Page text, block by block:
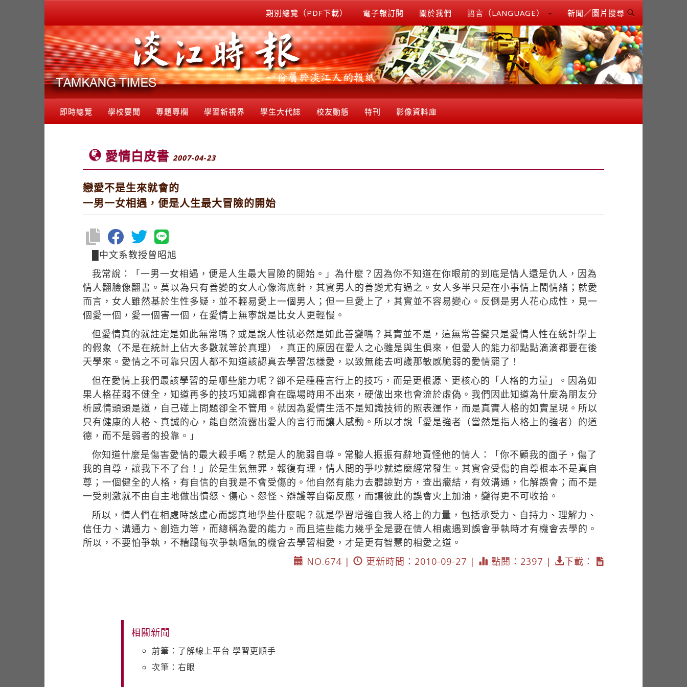
期別總覽（PDF下載） 電子報訂閱 關於我們 語言（LANGUAGE） 新聞／圖片搜尋
即時總覽 學校要聞 專題專欄 學習新視界 學生大代誌 校友動態 特刊 影像資料庫
愛情白皮書 2007-04-23
戀愛不是生來就會的
一男一女相遇，便是人生最大冒險的開始
█中文系教授曾昭旭
我常說：「一男一女相遇，便是人生最大冒險的開始。」為什麼？因為你不知道在你眼前的到底是情人還是仇人，因為
情人翻臉像翻書。莫以為只有善變的女人心像海底針，其實男人的善變尤有過之。女人多半只是在小事情上鬧情緒；就愛
而言，女人雖然基於生性多疑，並不輕易愛上一個男人；但一旦愛上了，其實並不容易變心。反倒是男人花心成性，見一
個愛一個，愛一個害一個，在愛情上無寧說是比女人更輕慢。
但愛情真的就註定是如此無常嗎？或是說人性就必然是如此善變嗎？其實並不是，這無常善變只是愛情人性在統計學上
的假象（不是在統計上佔大多數就等於真理），真正的原因在愛人之心雖是與生俱來，但愛人的能力卻點點滴滴都要在後
天學來。愛情之不可靠只因人都不知道該認真去學習怎樣愛，以致無能去呵護那敏感脆弱的愛情罷了！
但在愛情上我們最該學習的是哪些能力呢？卻不是種種言行上的技巧，而是更根源、更核心的「人格的力量」。因為如
果人格荏弱不健全，知道再多的技巧知識都會在臨場時用不出來，硬做出來也會流於虛偽。我們因此知道為什麼為朋友分
析感情頭頭是道，自己碰上問題卻全不管用。就因為愛情生活不是知識技術的照表運作，而是真實人格的如實呈現。所以
只有健康的人格、真誠的心，能自然流露出愛人的言行而讓人感動。所以才說「愛是強者（當然是指人格上的強者）的道
德，而不是弱者的投靠。」
你知道什麼是傷害愛情的最大殺手嗎？就是人的脆弱自尊。常聽人振振有辭地責怪他的情人：「你不顧我的面子，傷了
我的自尊，讓我下不了台！」於是生氣無罪，報復有理，情人間的爭吵就這麼經常發生。其實會受傷的自尊根本不是真自
尊；一個健全的人格，有自信的自我是不會受傷的。他自然有能力去體諒對方，查出癥結，有效溝通，化解誤會；而不是
一受刺激就不由自主地做出憤怒、傷心、怨怪、辯護等自衛反應，而讓彼此的誤會火上加油，變得更不可收拾。
所以，情人們在相處時該虛心而認真地學些什麼呢？就是學習增強自我人格上的力量，包括承受力、自持力、理解力、
信任力、溝通力、創造力等，而總稱為愛的能力。而且這些能力幾乎全是要在情人相處遇到誤會爭執時才有機會去學的。
所以，不要怕爭執，不糟蹋每次爭執嘔氣的機會去學習相愛，才是更有智慧的相愛之道。
NO.674 |
更新時間：2010-09-27 | 點閱：2397 | 下載：
相關新聞
前筆：了解線上平台 學習更順手
次筆：右眼